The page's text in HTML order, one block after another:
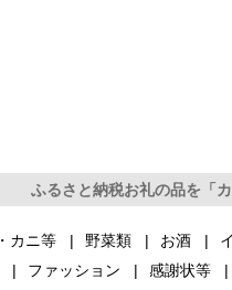
ふるさと納税お礼の品を「
カニ等 野菜類 お酒
ファッション 感謝状等